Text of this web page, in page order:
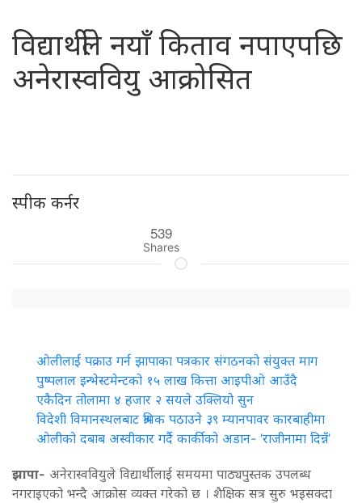
विद्यार्थीले नयाँ किताव नपाएपछि
अनेरास्ववियु आक्रोसित
स्पीक कर्नर
539
Shares
ओलीलाई पक्राउ गर्न झापाका पत्रकार संगठनको संयुक्त माग
पुष्पलाल इन्भेस्टमेन्टको १५ लाख कित्ता आइपीओ आउँदै
एकैदिन तोलामा ४ हजार २ सयले उक्लियो सुन
विदेशी विमानस्थलबाट श्रमिक पठाउने ३९ म्यानपावर कारबाहीमा
ओलीको दबाब अस्वीकार गर्दै कार्कीको अडान- ‘राजीनामा दिन्नँ’
झापा- अनेरास्ववियुले विद्यार्थीलाई समयमा पाठ्यपुस्तक उपलब्ध
नगराइएको भन्दै आक्रोस व्यक्त गरेको छ । शैक्षिक सत्र सुरु भइसक्दा